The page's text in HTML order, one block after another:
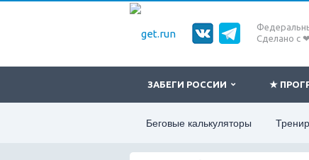
Сделано с
ЗАБЕГИ РОССИИ ★
Беговые калькуляторы